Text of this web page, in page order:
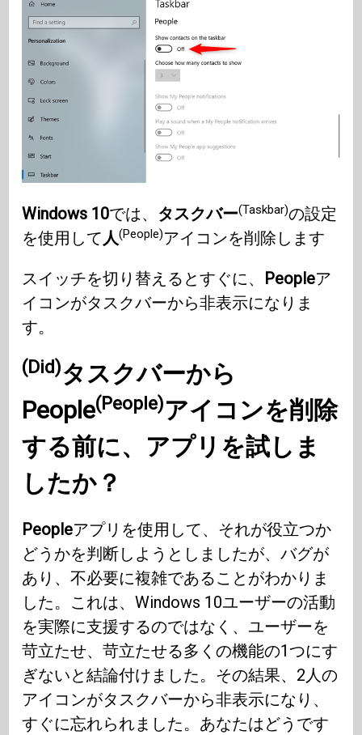
Windows 10では、 タスクバー(Taskbar)の設定
を使用して人(People)アイコンを削除します
スイッチを切り替えるとすぐに、 Peopleア
イコンがタスクバーから非表示になりま
す。
(Did)タスクバーから
People(People)アイコンを削除
する前に、アプリを試しま
したか？
Peopleアプリを使用して、それが役立つか
どうかを判断しようとしましたが、バグが
あり、不必要に複雑であることがわかりま
した。これは、Windows 10ユーザーの活動
を実際に支援するのではなく、ユーザーを
苛立たせ、苛立たせる多くの機能の1つにす
ぎないと結論付けました。その結果、2人の
アイコンがタスクバーから非表示になり、
すぐに忘れられました。あなたはどうです